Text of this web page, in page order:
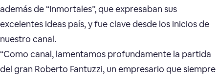
además de “Inmortales”, que expresaban sus
excelentes ideas país, y fue clave desde los inicios de
nuestro canal.
“Como canal, lamentamos profundamente la partida
del gran Roberto Fantuzzi, un empresario que siempre